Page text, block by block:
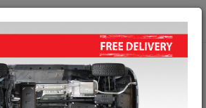
info@piastraparamotore.com